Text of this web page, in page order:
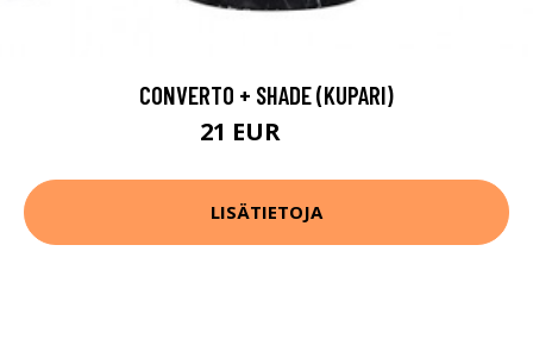
CONVERTO + SHADE (KUPARI)
21 EUR
LISÄTIETOJA